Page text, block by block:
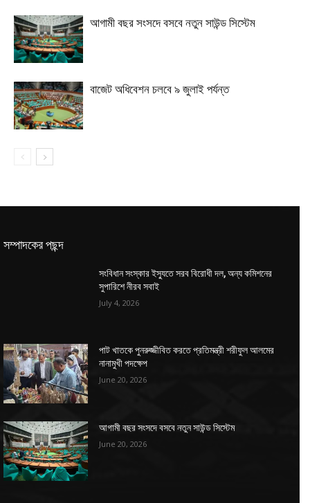
আগামী বছর সংসদে বসবে নতুন সাউন্ড সিস্টেম
বাজেট অধিবেশন চলবে ৯ জুলাই পর্যন্ত
সম্পাদকের পছন্দ
সংবিধান সংস্কার ইস্যুতে সরব বিরোধী দল, অন্য কমিশনের
সুপারিশে নীরব সবাই
July 4, 2026
পাট খাতকে পুনরুজ্জীবিত করতে প্রতিমন্ত্রী শরীফুল আলমের
নানামুখী পদক্ষেপ
June 20, 2026
আগামী বছর সংসদে বসবে নতুন সাউন্ড সিস্টেম
June 20, 2026